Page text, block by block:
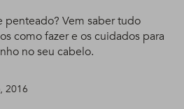
penteado? Vem saber tudo
como fazer e os cuidados para
no seu cabelo.
2016